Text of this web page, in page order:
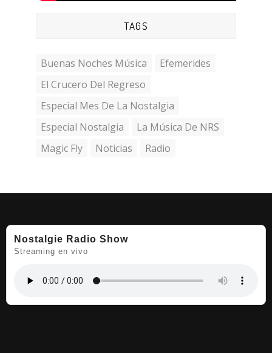
TAGS
Buenas Noches Música
Efemerides
El Crucero Del Regreso
Especial Mes De La Nostalgia
Especial Nostalgia
La Música De NRS
Magic Fly
Noticias Radio
Nostalgie Radio Show
Streaming en vivo